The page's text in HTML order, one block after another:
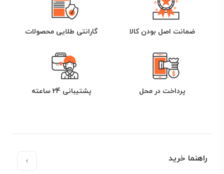
ضمانت اصل بودن کالا گارانتی طلایی محصولات
پرداخت در محل پشتیبانی 24 ساعته
راهنما خرید